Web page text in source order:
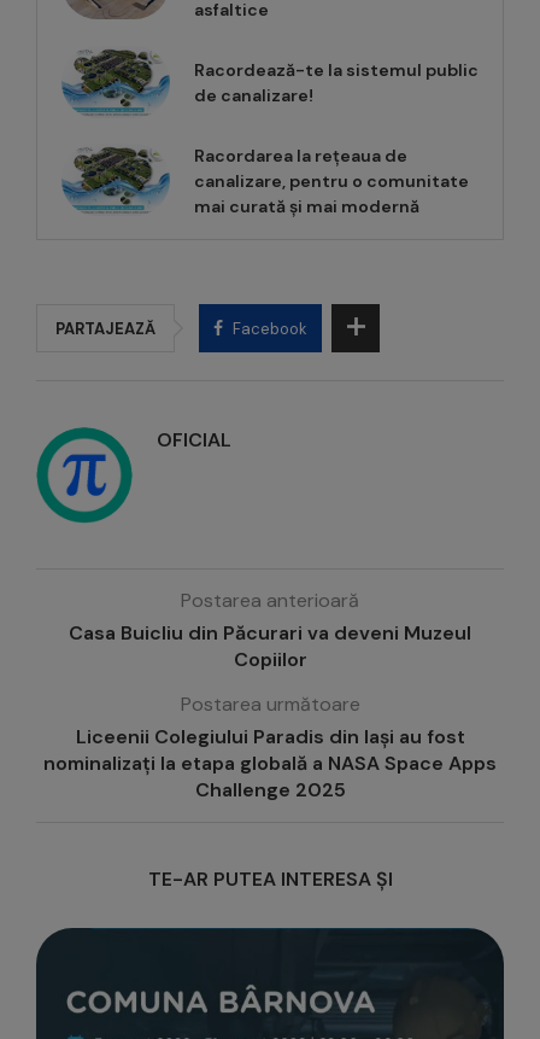
asfaltice
Racordează-te la sistemul public
de canalizare!
Racordarea la rețeaua de
canalizare, pentru o comunitate
mai curată și mai modernă
PARTAJEAZĂ Facebook
OFICIAL
Postarea anterioară
Casa Buicliu din Păcurari va deveni Muzeul
Copiilor
Postarea următoare
Liceenii Colegiului Paradis din Iași au fost
nominalizați la etapa globală a NASA Space Apps
Challenge 2025
TE-AR PUTEA INTERESA ȘI